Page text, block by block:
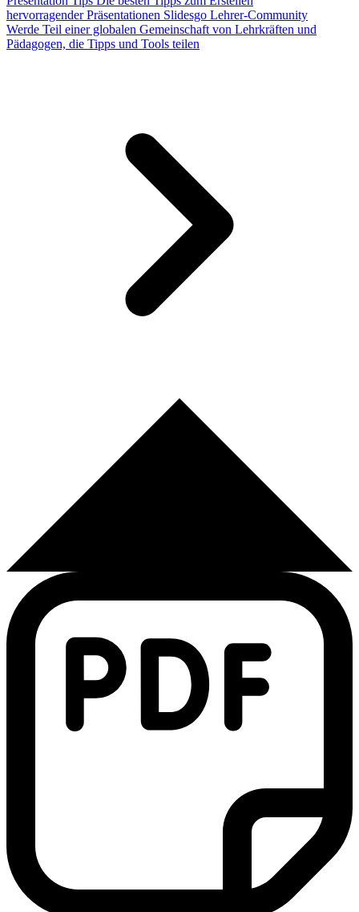
hervorragender Präsentationen Slidesgo Lehrer-Community
Werde Teil einer globalen Gemeinschaft von Lehrkräften und
Pädagogen, die Tipps und Tools teilen